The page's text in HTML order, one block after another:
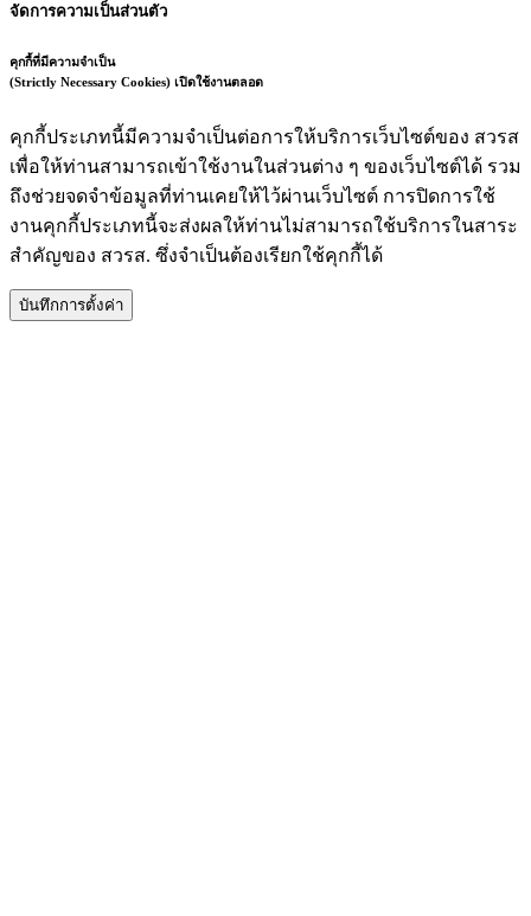
จัดการความเป็นส่วนตัว
คุกกี้ที่มีความจำเป็น
(Strictly Necessary Cookies) เปิดใช้งานตลอด
คุกกี้ประเภทนี้มีความจำเป็นต่อการให้บริการเว็บไซต์ของ สวรส
เพื่อให้ท่านสามารถเข้าใช้งานในส่วนต่าง ๆ ของเว็บไซต์ได้ รวม
ถึงช่วยจดจำข้อมูลที่ท่านเคยให้ไว้ผ่านเว็บไซต์ การปิดการใช้
งานคุกกี้ประเภทนี้จะส่งผลให้ท่านไม่สามารถใช้บริการในสาระ
สำคัญของ สวรส. ซึ่งจำเป็นต้องเรียกใช้คุกกี้ได้
บันทึกการตั้งค่า